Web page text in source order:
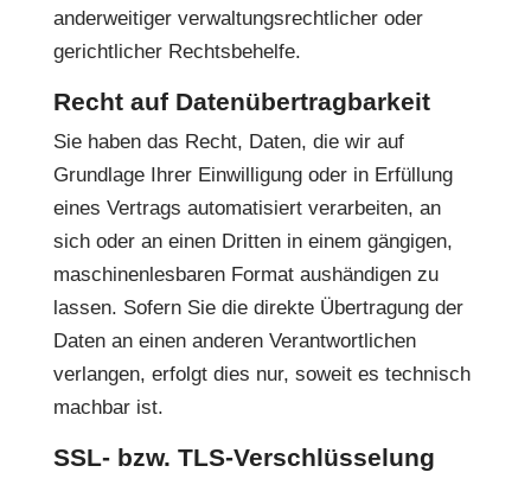
anderweitiger verwaltungsrechtlicher oder
gerichtlicher Rechtsbehelfe.
Recht auf Datenübertragbarkeit
Sie haben das Recht, Daten, die wir auf
Grundlage Ihrer Einwilligung oder in Erfüllung
eines Vertrags automatisiert verarbeiten, an
sich oder an einen Dritten in einem gängigen,
maschinenlesbaren Format aushändigen zu
lassen. Sofern Sie die direkte Übertragung der
Daten an einen anderen Verantwortlichen
verlangen, erfolgt dies nur, soweit es technisch
machbar ist.
SSL- bzw. TLS-Verschlüsselung